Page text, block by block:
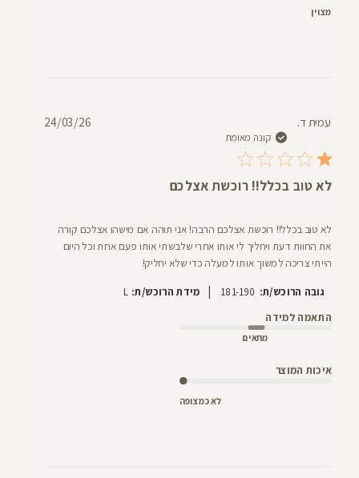
מצוין
עמית ד.
קונה מאומת
לא טוב בכלל!! רוכשת אצלכם
לא טוב בכלל!! רוכשת אצלכם הרבה! אני תוהה אם מישהו אצלכם קורה
את החוות דעת ויחליך לי אותו אחרי שלבשתי אותו פעם אחת וכל היום
הייתי צריכה למשוך אותו למעלה כדי שלא יחליק!
גובה הרוכש/ת: 181-190 מידת הרוכש/ת: L
התאמה למידה
מתאים
איכות המוצר
לא כמצופה
24/03/26